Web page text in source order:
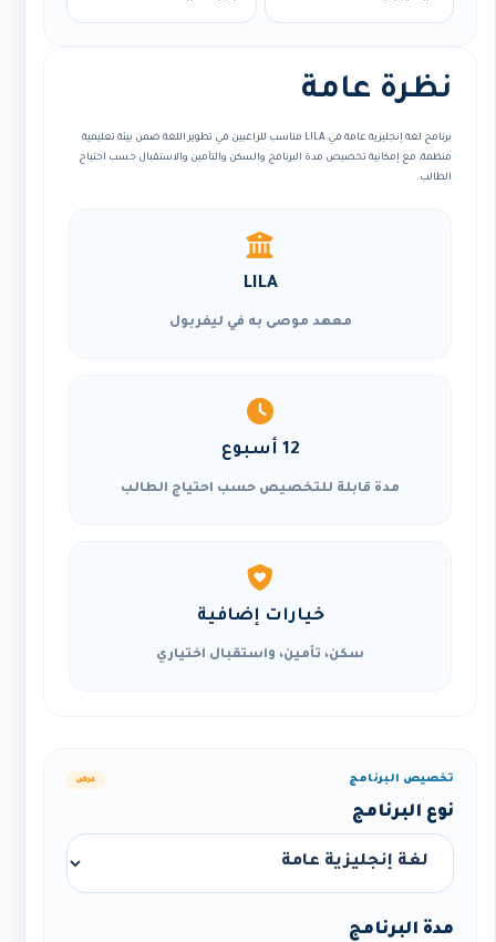
نظرة عامة
برنامج لغة إنجليزية عامة في LILA مناسب للراغبين في تطوير اللغة ضمن بيئة تعليمية
منظمة، مع إمكانية تخصيص مدة البرنامج والسكن والتأمين والاستقبال حسب احتياج
الطالب.
LILA
معهد موصى به في ليفربول
12 أسبوع
مدة قابلة للتخصيص حسب احتياج الطالب
خيارات إضافية
سكن، تأمين، واستقبال اختياري
تخصيص البرنامج عرض
نوع البرنامج
مدة البرنامج